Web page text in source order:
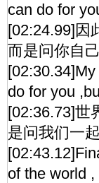
can do for
[02:24.99]因
而是问你自
do for you
[02:36.73]世
是问我们一
of the world ,